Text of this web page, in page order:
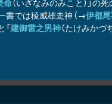
命（いざなみのみこと）」の
書では稜威雄走神（→伊都
「建御雷之男神（たけみかづ